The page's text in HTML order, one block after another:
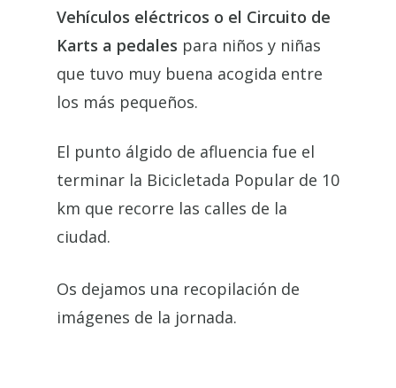
Vehículos eléctricos o el Circuito de
Karts a pedales para niños y niñas
que tuvo muy buena acogida entre
los más pequeños.
El punto álgido de afluencia fue el
terminar la Bicicletada Popular de 10
km que recorre las calles de la
ciudad.
Os dejamos una recopilación de
imágenes de la jornada.